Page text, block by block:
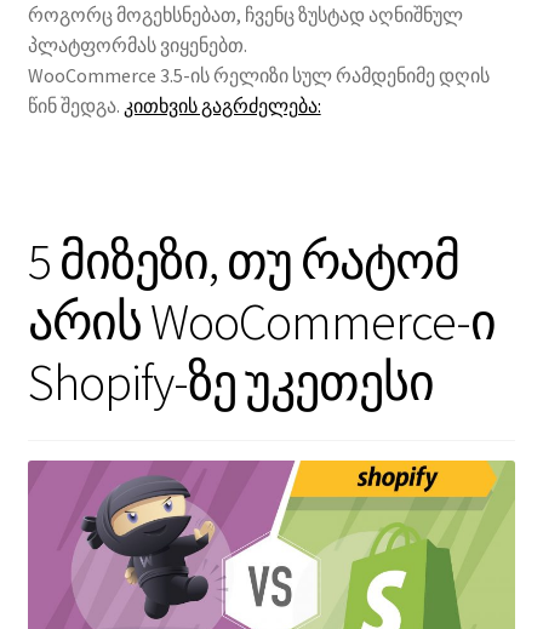
როგორც მოგეხსნებათ, ჩვენც ზუსტად აღნიშნულ
პლატფორმას ვიყენებთ.
WooCommerce 3.5-ის რელიზი სულ რამდენიმე დღის
წინ შედგა. კითხვის გაგრძელება:WooCommerce
5 მიზეზი, თუ რატომ
არის WooCommerce-ი
Shopify-ზე უკეთესი